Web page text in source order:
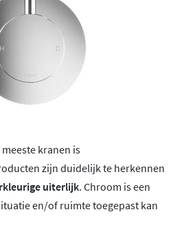
kranen is
zijn duidelijk te herkennen
uiterlijk. Chroom is een
en/of ruimte toegepast kan